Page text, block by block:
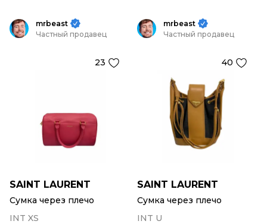
mrbeast
Частный продавец
23
SAINT LAURENT
Сумка через плечо
INT XS
mrbeast
Частный продавец
40
SAINT LAURENT
Сумка через плечо
INT U